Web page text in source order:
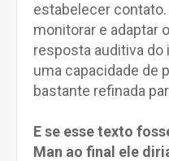
estabelecer contato.
monitorar e adaptar
resposta auditiva
uma capacidade de
bastante refinada
E se esse texto
Man ao final ele